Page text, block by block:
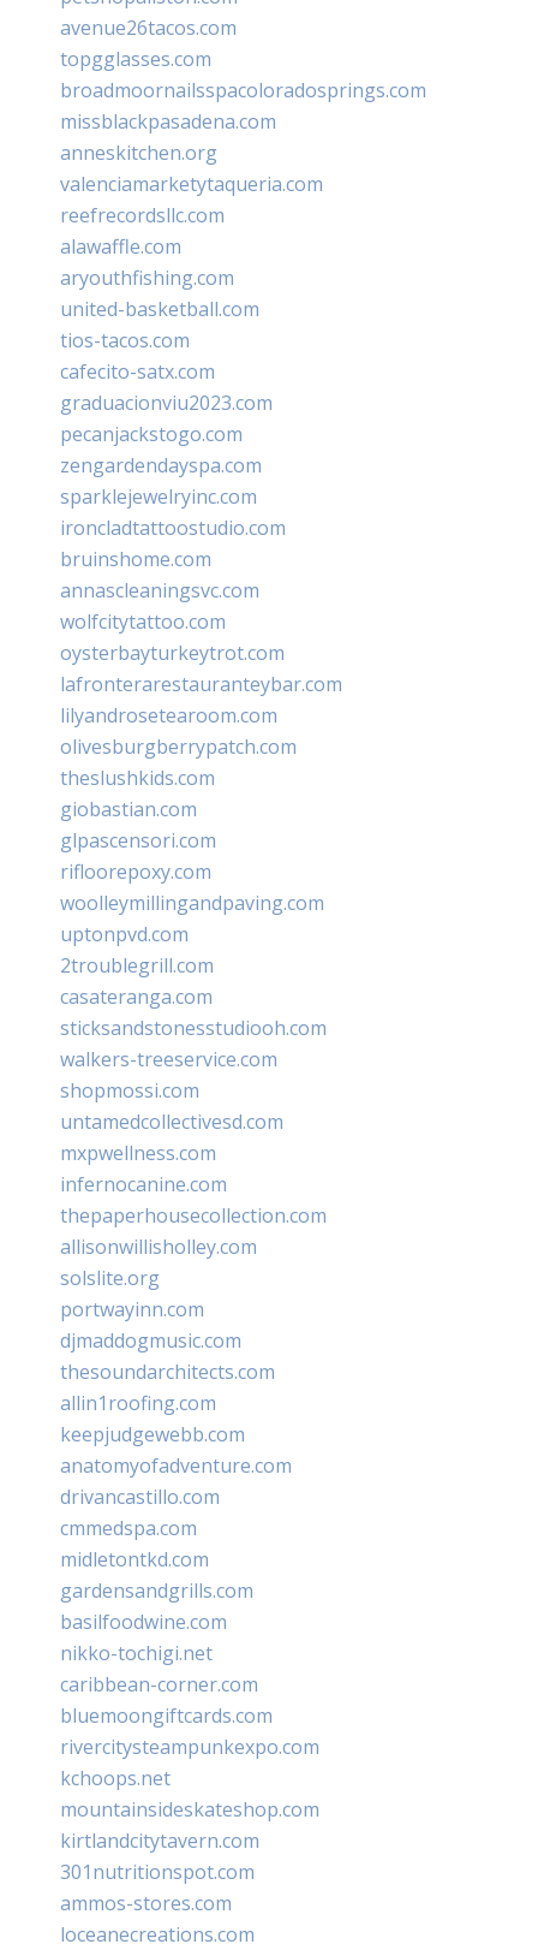
avenue26tacos.com
topgglasses.com
broadmoornailsspacoloradosprings.com
missblackpasadena.com
anneskitchen.org
valenciamarketytaqueria.com
reefrecordsllc.com
alawaffle.com
aryouthfishing.com
united-basketball.com
tios-tacos.com
cafecito-satx.com
graduacionviu2023.com
pecanjackstogo.com
zengardendayspa.com
sparklejewelryinc.com
ironcladtattoostudio.com
bruinshome.com
annascleaningsvc.com
wolfcitytattoo.com
oysterbayturkeytrot.com
lafronterarestauranteybar.com
lilyandrosetearoom.com
olivesburgberrypatch.com
theslushkids.com
giobastian.com
glpascensori.com
rifloorepoxy.com
woolleymillingandpaving.com
uptonpvd.com
2troublegrill.com
casateranga.com
sticksandstonesstudiooh.com
walkers-treeservice.com
shopmossi.com
untamedcollectivesd.com
mxpwellness.com
infernocanine.com
thepaperhousecollection.com
allisonwillisholley.com
solslite.org
portwayinn.com
djmaddogmusic.com
thesoundarchitects.com
allin1roofing.com
keepjudgewebb.com
anatomyofadventure.com
drivancastillo.com
cmmedspa.com
midletontkd.com
gardensandgrills.com
basilfoodwine.com
nikko-tochigi.net
caribbean-corner.com
bluemoongiftcards.com
rivercitysteampunkexpo.com
kchoops.net
mountainsideskateshop.com
kirtlandcitytavern.com
301nutritionspot.com
ammos-stores.com
loceanecreations.com